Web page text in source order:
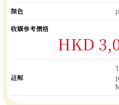
顏色
收購參考價格
HKD
註解